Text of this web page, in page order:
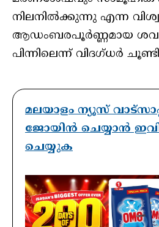
നിലനിൽക്കുന്നു എന്ന
ആഡംബരപൂർണ്ണമായ
പിന്നിലെന്ന് വിദഗ്ധർ
മലയാളം ന്യൂസ്
ജോയിൻ ചെയ്യാൻ
ചെയ്യുക